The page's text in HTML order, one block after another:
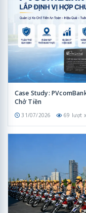
Case Study:
Chở Tiền
31/07/2026 69 lượt